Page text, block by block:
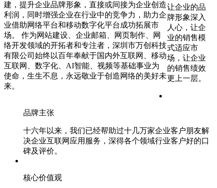
建，提升企业品牌形象，直接或间接为企业创造
利润，同时增强企业在行业中的竞争力，助力企
业借助网络平台和移动数字化平台成功拓展市
场。 作为网站建设、企业邮箱、网页制作、网
络开发领域的开拓者和专注者，深圳市万创科技
有限公司始终以百年奉献于国内外互联网、移动
互联网、数字化、AI智能、视频等基础事业为
使命，生生不息，永远敬业于创造网络的美好未
来。
让企业的品
牌形象深入
人心，让企
业的销售模
式适应市
场，让企业
的销售绩效
更上一层。
品牌主张
十六年以来，我们已经帮助过十几万家企业客户朋友解
决企业互联网应用服务，深得各个领域行业客户好的口
碑及评价。
核心价值观